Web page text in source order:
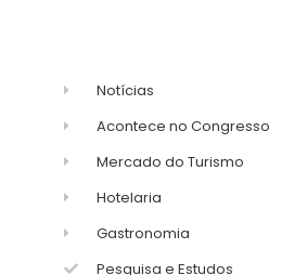
Notícias
Acontece no Congresso
Mercado do Turismo
Hotelaria
Gastronomia
Pesquisa e Estudos